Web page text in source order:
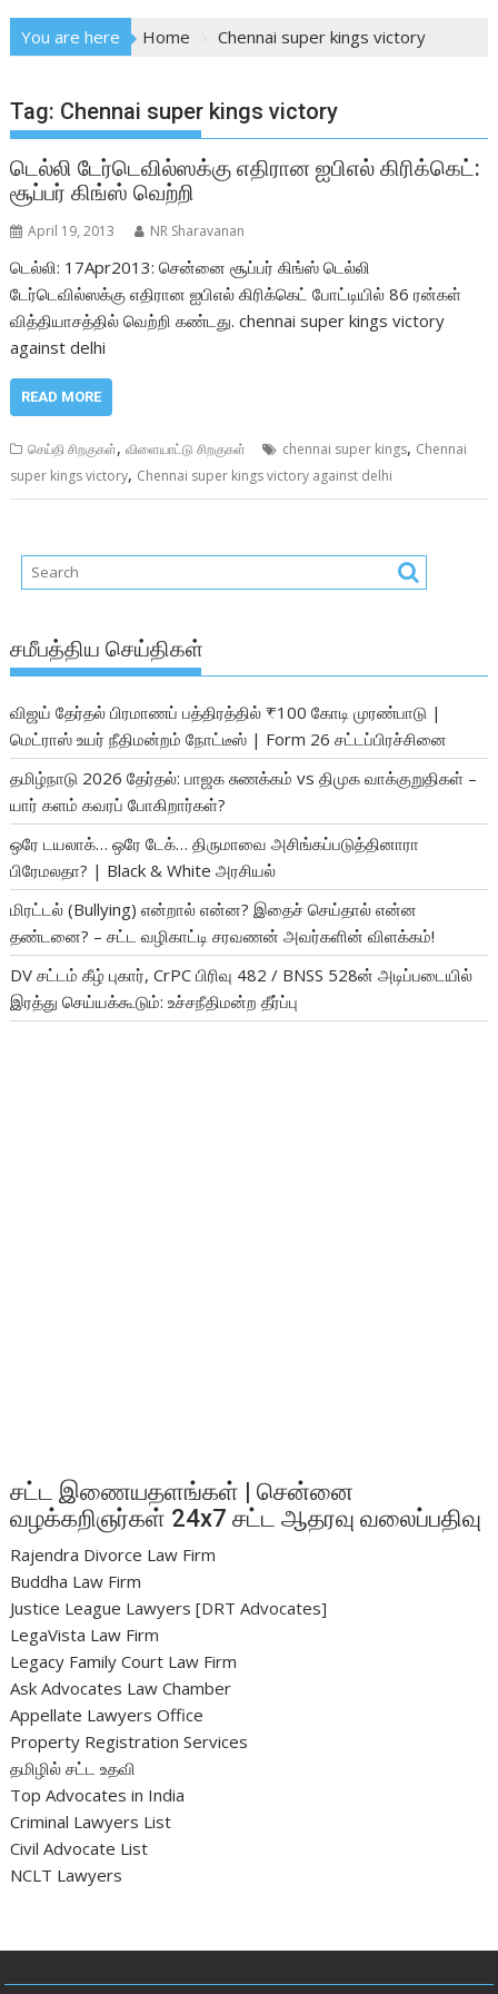
You are here Home Chennai super kings victory
Tag: Chennai super kings victory
டெல்லி டேர்டெவில்ஸக்கு எதிரான ஐபிஎல் கிரிக்கெட்:
சூப்பர் கிங்ஸ் வெற்றி
April 19, 2013 NR Sharavanan
டெல்லி: 17Apr2013: சென்னை சூப்பர் கிங்ஸ் டெல்லி
டேர்டெவில்ஸக்கு எதிரான ஐபிஎல் கிரிக்கெட் போட்டியில் 86 ரன்கள்
வித்தியாசத்தில் வெற்றி கண்டது. chennai super kings victory
against delhi
READ MORE
செய்தி சிறகுகள்,விளையாட்டு சிறகுகள் chennai super kings, Chennai
super kings victory, Chennai super kings victory against delhi
சமீபத்திய செய்திகள்
விஜய் தேர்தல் பிரமாணப் பத்திரத்தில் ₹100 கோடி முரண்பாடு |
மெட்ராஸ் உயர் நீதிமன்றம் நோட்டீஸ் | Form 26 சட்டப்பிரச்சினை
தமிழ்நாடு 2026 தேர்தல்: பாஜக சுணக்கம் vs திமுக வாக்குறுதிகள் –
யார் களம் கவரப் போகிறார்கள்?
ஒரே டயலாக்… ஒரே டேக்… திருமாவை அசிங்கப்படுத்தினாரா
பிரேமலதா? | Black & White அரசியல்
மிரட்டல் (Bullying) என்றால் என்ன? இதைச் செய்தால் என்ன
தண்டனை? – சட்ட வழிகாட்டி சரவணன் அவர்களின் விளக்கம்!
DV சட்டம் கீழ் புகார், CrPC பிரிவு 482 / BNSS 528ன் அடிப்படையில்
இரத்து செய்யக்கூடும்: உச்சநீதிமன்ற தீர்ப்பு
சட்ட இணையதளங்கள் | சென்னை
வழக்கறிஞர்கள் 24x7 சட்ட ஆதரவு வலைப்பதிவு
Rajendra Divorce Law Firm
Buddha Law Firm
Justice League Lawyers [DRT Advocates]
LegaVista Law Firm
Legacy Family Court Law Firm
Ask Advocates Law Chamber
Appellate Lawyers Office
Property Registration Services
தமிழில் சட்ட உதவி
Top Advocates in India
Criminal Lawyers List
Civil Advocate List
NCLT Lawyers